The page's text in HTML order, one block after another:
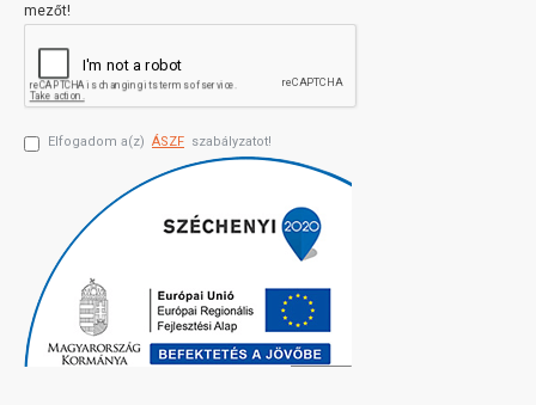
mezőt!
Elfogadom a(z) ÁSZF szabályzatot!